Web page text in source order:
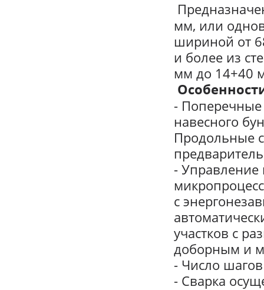
мм, или
шириной от
и более из
мм до 14+40
- Поперечные
навесного
Продольные
-
с
участков с
доборным и
- Число
- Сварка